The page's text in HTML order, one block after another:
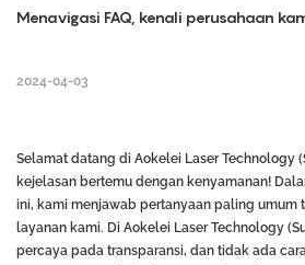
Menavigasi FAQ, kenali perusahaan
2024-04-03
Selamat datang di Aokelei Laser Technology
kejelasan bertemu dengan kenyamanan!
ini, kami menjawab pertanyaan paling umum
layanan kami. Di Aokelei Laser Technology
percaya pada transparansi, dan tidak ada